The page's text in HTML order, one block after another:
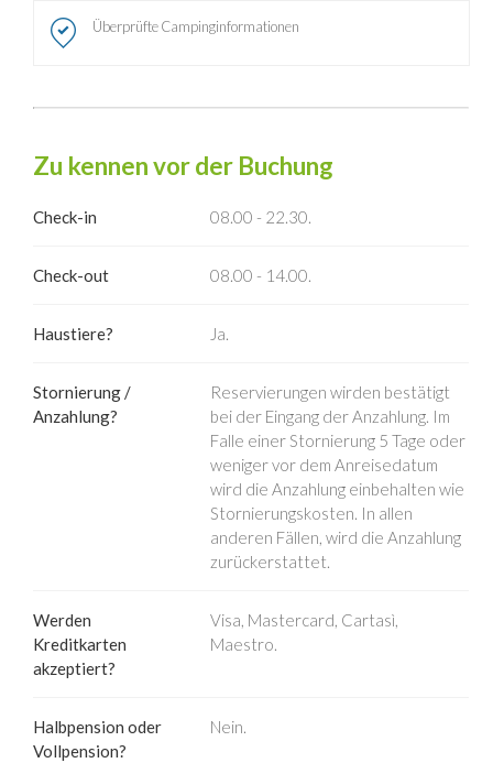
Überprüfte Campinginformationen
Zu kennen vor der Buchung
Check-in 08.00 - 22.30.
Check-out 08.00 - 14.00.
Haustiere? Ja.
Stornierung /
Anzahlung?
Reservierungen wirden bestätigt
bei der Eingang der Anzahlung. Im
Falle einer Stornierung 5 Tage oder
weniger vor dem Anreisedatum
wird die Anzahlung einbehalten wie
Stornierungskosten. In allen
anderen Fällen, wird die Anzahlung
zurückerstattet.
Werden
Kreditkarten
akzeptiert?
Visa, Mastercard, Cartasì,
Maestro.
Halbpension oder
Vollpension?
Nein.